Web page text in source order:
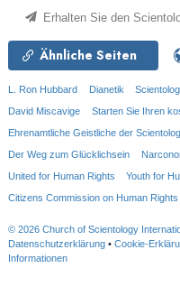
Erhalten Sie den
Ähnliche Seiten
L. Ron Hubbard Dianetik
David Miscavige
Starten Sie Ihren
Ehrenamtliche Geistliche der
Der Weg zum Glücklichsein
United for Human Rights
Youth for
Citizens Commission on Human Rights
© 2026 Church of Scientology
Datenschutzerklärung • Cookie-
Informationen